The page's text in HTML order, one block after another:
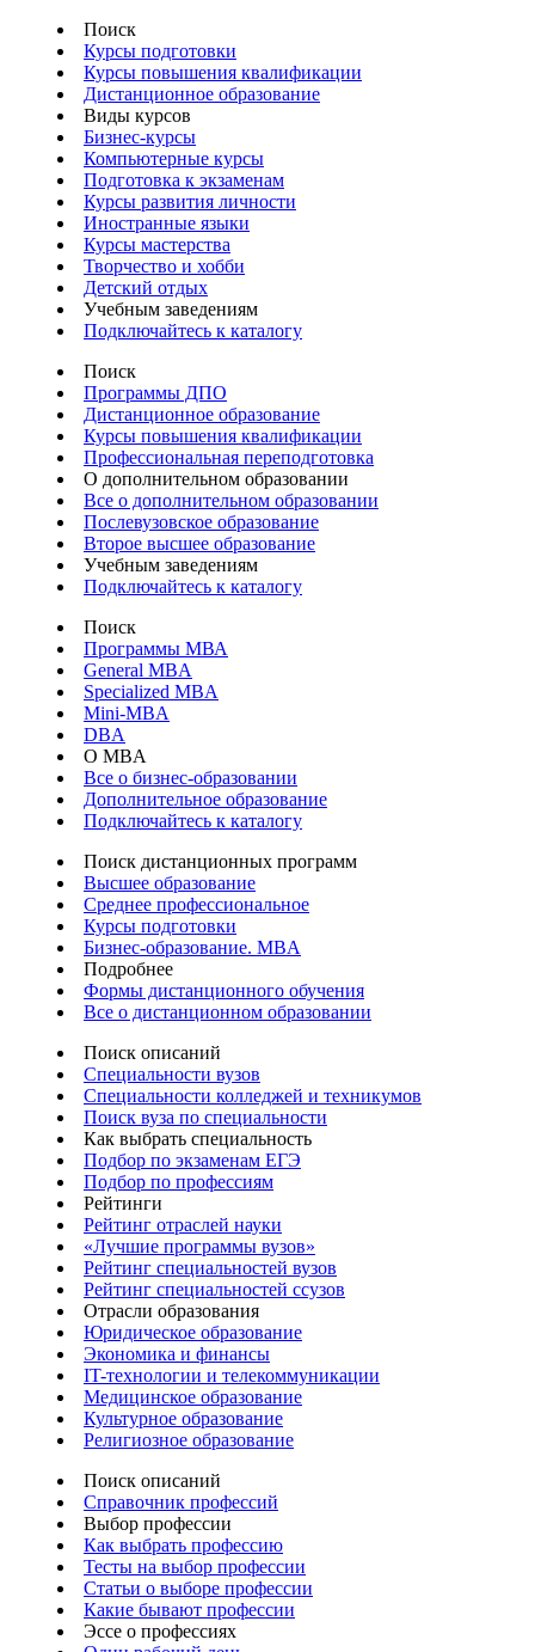
Поиск
Курсы подготовки
Курсы повышения квалификации
Дистанционное образование
Виды курсов
Бизнес-курсы
Компьютерные курсы
Подготовка к экзаменам
Курсы развития личности
Иностранные языки
Курсы мастерства
Творчество и хобби
Детский отдых
Учебным заведениям
Подключайтесь к каталогу
Поиск
Программы ДПО
Дистанционное образование
Курсы повышения квалификации
Профессиональная переподготовка
О дополнительном образовании
Все о дополнительном образовании
Послевузовское образование
Второе высшее образование
Учебным заведениям
Подключайтесь к каталогу
Поиск
Программы МВА
General MBA
Specialized MBA
Mini-MBA
DBA
О MBA
Все о бизнес-образовании
Дополнительное образование
Подключайтесь к каталогу
Поиск дистанционных программ
Высшее образование
Среднее профессиональное
Курсы подготовки
Бизнес-образование. MBA
Подробнее
Формы дистанционного обучения
Все о дистанционном образовании
Поиск описаний
Специальности вузов
Специальности колледжей и техникумов
Поиск вуза по специальности
Как выбрать специальность
Подбор по экзаменам ЕГЭ
Подбор по профессиям
Рейтинги
Рейтинг отраслей науки
«Лучшие программы вузов»
Рейтинг специальностей вузов
Рейтинг специальностей ссузов
Отрасли образования
Юридическое образование
Экономика и финансы
IT-технологии и телекоммуникации
Медицинское образование
Культурное образование
Религиозное образование
Поиск описаний
Справочник профессий
Выбор профессии
Как выбрать профессию
Тесты на выбор профессии
Статьи о выборе профессии
Какие бывают профессии
Эссе о профессиях